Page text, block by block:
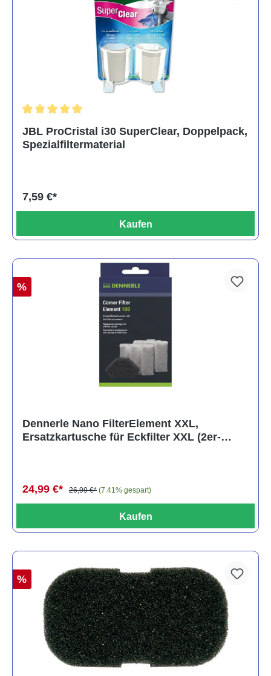
JBL ProCristal i30 SuperClear, Doppelpack,
Spezialfiltermaterial
7,59 €*
Kaufen
%
Dennerle Nano FilterElement XXL,
Ersatzkartusche für Eckfilter XXL (2er-
24,99 €* 26,99 €* (7.41% gespart)
Kaufen
%